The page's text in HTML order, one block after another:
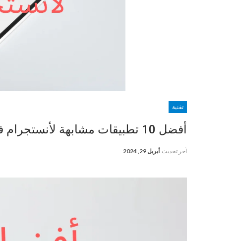
تقنية
أفضل 10 تطبيقات مشابهة لأنستجرام في عام 2024
آخر تحديث أبريل 29, 2024